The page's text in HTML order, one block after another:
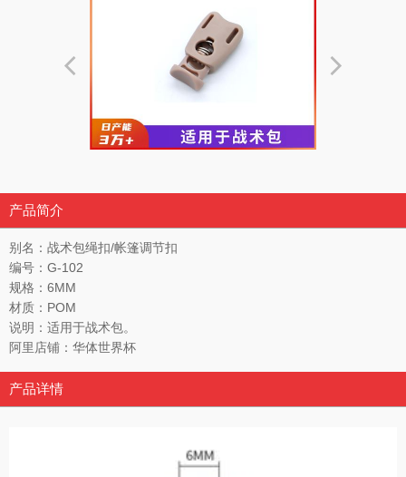
产品简介
别名：战术包绳扣/帐篷调节扣
编号：G-102
规格：6MM
材质：POM
说明：适用于战术包。
阿里店铺：华体世界杯
产品详情